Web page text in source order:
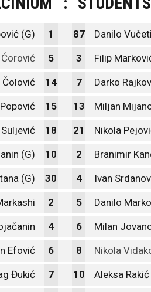
(G) 1 87 Danilo
Ćorović 5 3 Filip
Čolović 14 7 Darko
15 13 Miljan
18 21 Nikola
(G) 10 2 Branimir
(G) 30 4 Ivan
2 5 Danilo
4 6 Milan
Efović 6 8 Nikola
Đukić 7 10 Aleksa Rakić